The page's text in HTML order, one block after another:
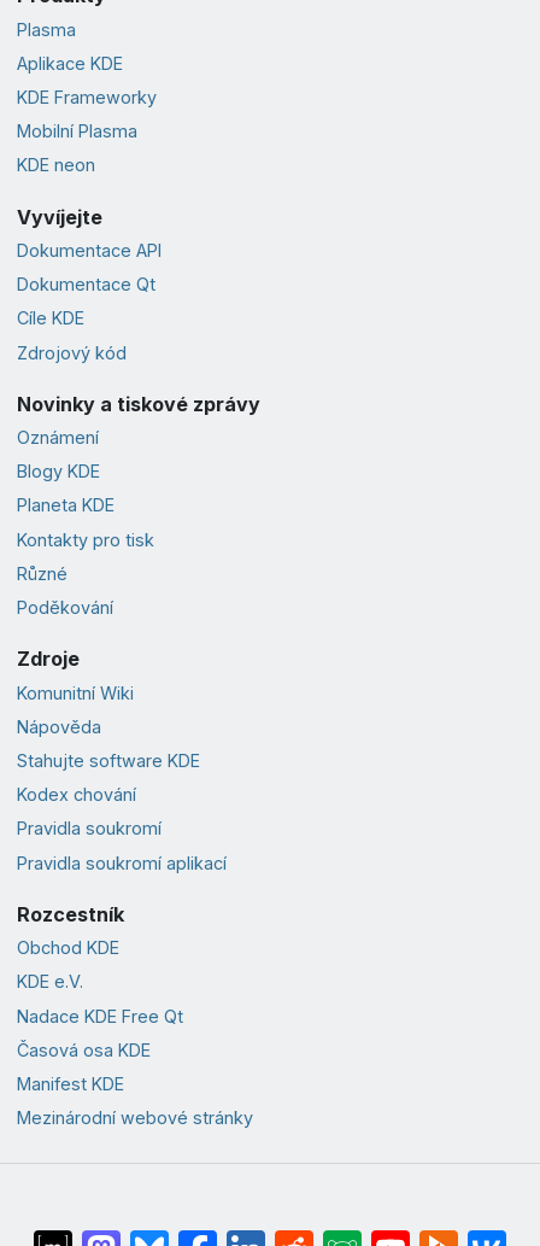
Plasma
Aplikace KDE
KDE Frameworky
Mobilní Plasma
KDE neon
Vyvíjejte
Dokumentace API
Dokumentace Qt
Cíle KDE
Zdrojový kód
Novinky a tiskové zprávy
Oznámení
Blogy KDE
Planeta KDE
Kontakty pro tisk
Různé
Poděkování
Zdroje
Komunitní Wiki
Nápověda
Stahujte software KDE
Kodex chování
Pravidla soukromí
Pravidla soukromí aplikací
Rozcestník
Obchod KDE
KDE e.V.
Nadace KDE Free Qt
Časová osa KDE
Manifest KDE
Mezinárodní webové stránky